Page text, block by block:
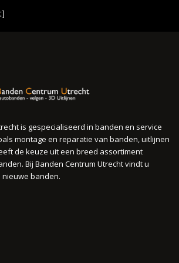
is gespecialiseerd in banden en service
montage en reparatie van banden, uitlijnen
de keuze uit een breed assortiment
Bij Banden Centrum Utrecht vindt u
banden.